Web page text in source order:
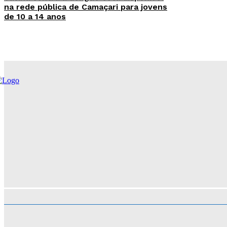
na rede pública de Camaçari para jovens
de 10 a 14 anos